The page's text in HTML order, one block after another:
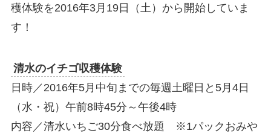
穫体験を2016年3月19日（土）から開始していま
す！
清水のイチゴ収穫体験
日時／2016年5月中旬までの毎週土曜日と5月4日
（水・祝）午前8時45分～午後4時
内容／清水いちご30分食べ放題 ※1パックおみや